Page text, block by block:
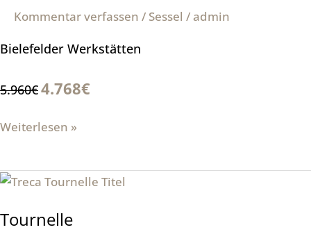
Kommentar verfassen / Sessel /admin
Bielefelder Werkstätten
5.960€4.768€
Weiterlesen »
Tournelle
Tournelle